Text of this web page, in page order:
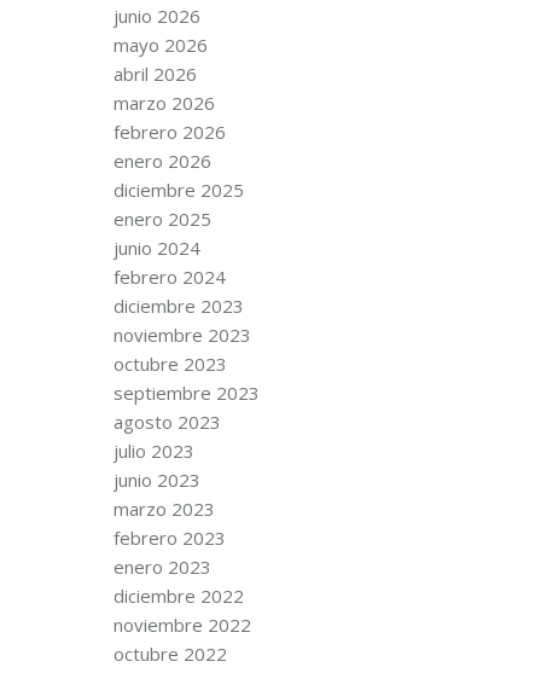
junio 2026
mayo 2026
abril 2026
marzo 2026
febrero 2026
enero 2026
diciembre 2025
enero 2025
junio 2024
febrero 2024
diciembre 2023
noviembre 2023
octubre 2023
septiembre 2023
agosto 2023
julio 2023
junio 2023
marzo 2023
febrero 2023
enero 2023
diciembre 2022
noviembre 2022
octubre 2022